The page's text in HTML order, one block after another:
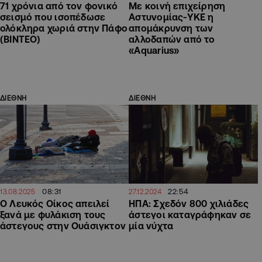
71 χρόνια από τον φονικό
σεισμό που ισοπέδωσε
ολόκληρα χωριά στην Πάφο
(ΒΙΝΤΕΟ)
Με κοινή επιχείρηση
Αστυνομίας-ΥΚΕ η
απομάκρυνση των
αλλοδαπών από το
«Aquarius»
ΔΙΕΘΝΗ
13.08.2025 08:31
Ο Λευκός Οίκος απειλεί
ξανά με φυλάκιση τους
άστεγους στην Ουάσιγκτον
ΔΙΕΘΝΗ
27.12.2024 22:54
ΗΠΑ: Σχεδόν 800 χιλιάδες
άστεγοι καταγράφηκαν σε
μία νύχτα